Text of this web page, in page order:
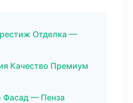
Отделка —
Качество Премиум
Фасад — Пенза